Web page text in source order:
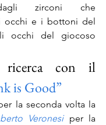
zirconi che
occhi e i bottoni del
occhi del giocoso
ricerca con il
is Good”
Veronesi per la